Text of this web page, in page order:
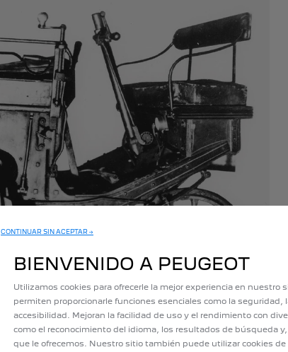
CONTINUAR SIN ACEPTAR →
BIENVENIDO A PEUGEOT
Utilizamos cookies para ofrecerle la mejor experiencia en nuestro
permiten proporcionarle funciones esenciales como la seguridad,
accesibilidad. Mejoran la facilidad de uso y el rendimiento con
como el reconocimiento del idioma, los resultados de búsqueda
que le ofrecemos. Nuestro sitio también puede utilizar cookies de